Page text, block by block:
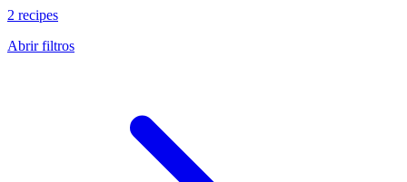
2 recipes
Abrir filtros